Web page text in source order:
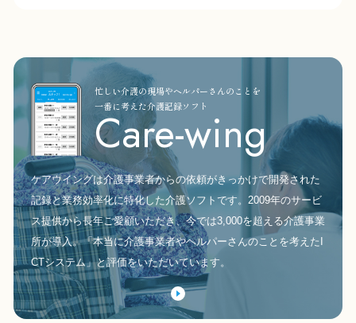
Care-wing
忙しい介護の現場やヘルパーさんのことを
一番に考えた介護記録ソフト
ケアウイングは介護事業者からの依頼がきっかけで開発された
記録と業務効率化に特化した介護ソフトです。2009年のサービ
ス提供から長年ご愛顧いただき、今では3,000を超える介護事業
所が導入。「本当に介護事業者やヘルパーさんのことを考えたI
CTシステム」と評価をいただいています。